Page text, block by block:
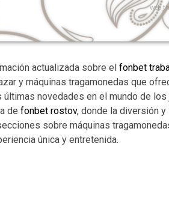
web
actualizada sobre el fonbet
y máquinas tragamonedas que
novedades en el mundo de
de fonbet rostov, donde la diversión
sobre máquinas
única y entretenida.